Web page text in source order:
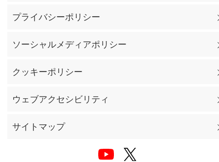
プライバシーポリシー
ソーシャルメディアポリシー
クッキーポリシー
ウェブアクセシビリティ
サイトマップ